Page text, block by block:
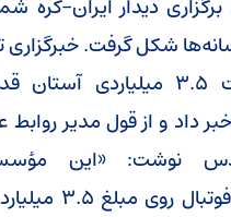
شکل گرفت.
از درخواست ۳.۵ میلیاردی
داد و از قول مدیر
نوشت: «این
فدراسیون فوتبال